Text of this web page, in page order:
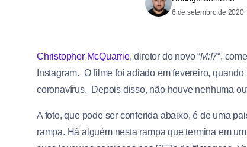
6 de setembro de 2020
Christopher McQuarrie, diretor do novo “M:I7“,
Instagram. O filme foi adiado em fevereiro,
coronavírus. Depois disso, não houve nenhuma
A foto, que pode ser conferida abaixo, é de uma
rampa. Há alguém nesta rampa que termina em